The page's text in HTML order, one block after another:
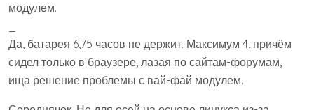
модулем.
Да, батарея 6,75 часов не держит. Максимум 4, причём
сидел только в браузере, лазая по сайтам-форумам,
ища решение проблемы с вай-фай модулем.